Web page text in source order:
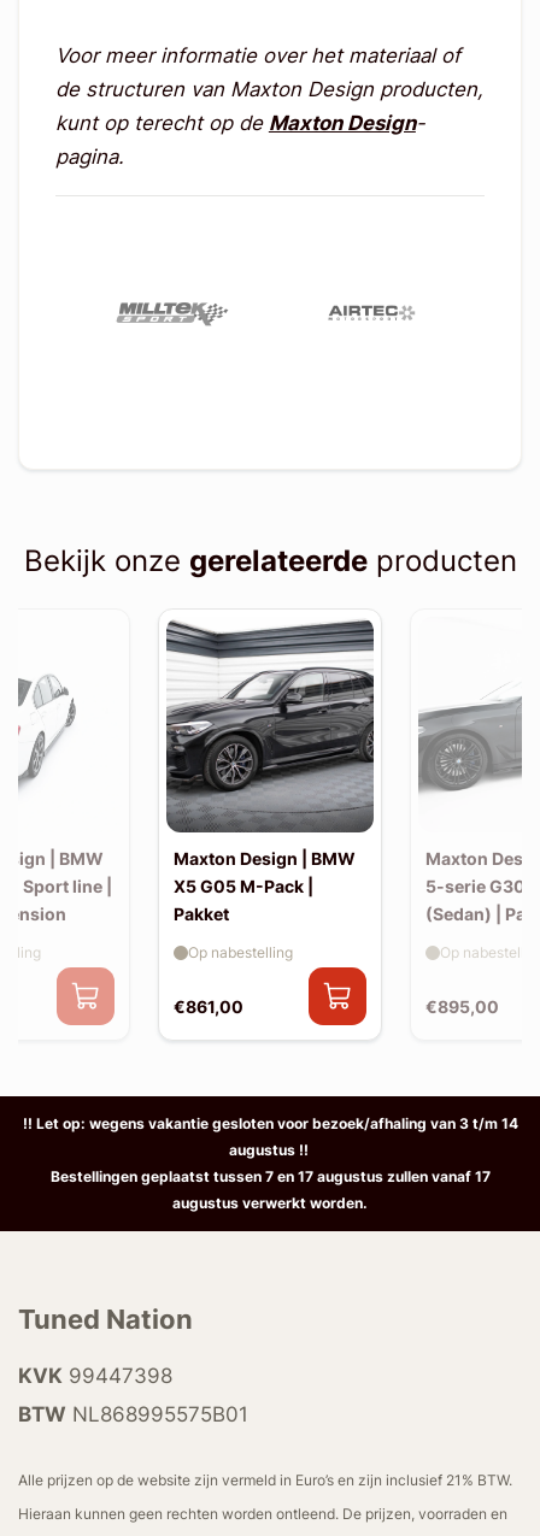
Voor meer informatie over het materiaal of
de structuren van Maxton Design producten,
kunt op terecht op de Maxton Design-
pagina.
Bekijk onze gerelateerdeproducten
| BMW
Sport line |
Maxton Design | BMW
X5 G05 M-Pack |
Pakket
€861,00
Op nabestelling
Maxton
5-serie G30
(Sedan) |
€895,00
Op
!! Let op: wegens vakantie gesloten voor bezoek/afhaling van 3 t/m 14
augustus !!
Bestellingen geplaatst tussen 7 en 17 augustus zullen vanaf 17
augustus verwerkt worden.
Tuned Nation
KVK 99447398
BTW NL868995575B01
Alle prijzen op de website zijn vermeld in Euro’s en zijn inclusief 21% BTW.
Hieraan kunnen geen rechten worden ontleend. De prijzen, voorraden en